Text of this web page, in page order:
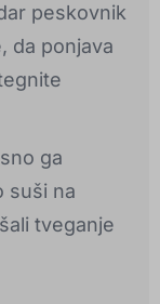
peskovnik
da ponjava
ga
suši na
tveganje